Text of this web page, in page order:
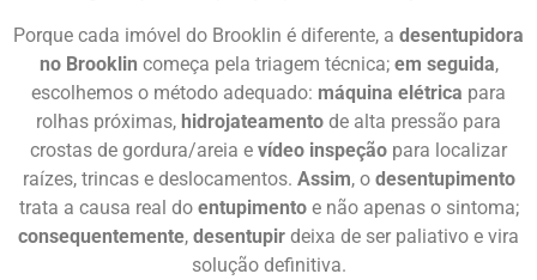
Porque cada imóvel do Brooklin é diferente, a desentupidora
no Brooklin começa pela triagem técnica; em seguida,
escolhemos o método adequado: máquina elétrica para
rolhas próximas, hidrojateamento de alta pressão para
crostas de gordura/areia e vídeo inspeção para localizar
raízes, trincas e deslocamentos. Assim, o desentupimento
trata a causa real do entupimentoe não apenas o sintoma;
consequentemente, desentupir deixa de ser paliativo e vira
solução definitiva.